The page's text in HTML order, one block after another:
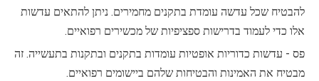
להבטיח שכל עדשה עומדת בתקנים מחמירים. ניתן להתאים עדשות
אלו כדי לעמוד בדרישות ספציפיות של מכשירים רפואיים.
פס - עדשות כדוריות אופטיות עומדות בתקנים ובתקנות בתעשייה. זה
מבטיח את האמינות והבטיחות שלהם ביישומים רפואיים.